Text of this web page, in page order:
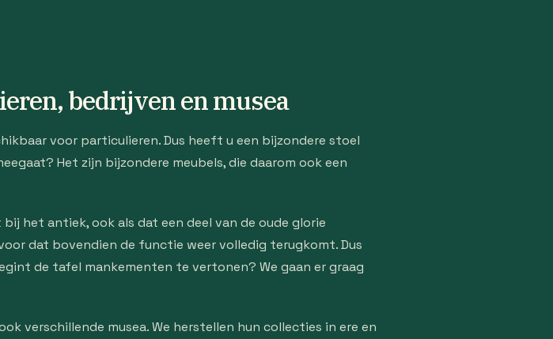
bedrijven en musea
voor particulieren. Dus heeft u een bijzondere stoel
Het zijn bijzondere meubels, die daarom ook een
het antiek, ook als dat een deel van de oude glorie
dat bovendien de functie weer volledig terugkomt. Dus
de tafel mankementen te vertonen? We gaan er graag
verschillende musea. We herstellen hun collecties in ere en